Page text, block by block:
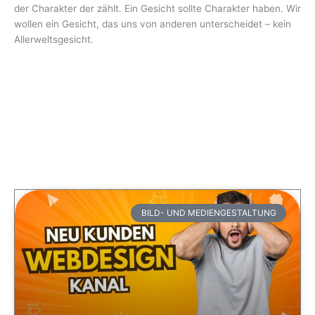
der Charakter der zählt. Ein Gesicht sollte Charakter haben. Wir
wollen ein Gesicht, das uns von anderen unterscheidet – kein
Allerweltsgesicht.
BILD- UND MEDIENGESTALTUNG